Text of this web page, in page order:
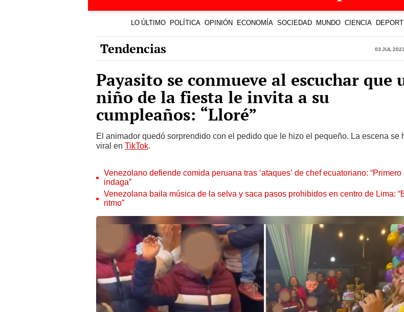
LO ÚLTIMO POLÍTICA OPINIÓN ECONOMÍA SOCIEDAD MUNDO CIENCIA
Tendencias 03 Jul
Payasito se conmueve al escuchar que
niño de la fiesta le invita a su
cumpleaños: “Lloré”
El animador quedó sorprendido con el pedido que le hizo el pequeño. La escena se
viral en TikTok.
Venezolano defiende comida peruana tras ‘ataques’ de chef ecuatoriano: “Primero
indaga”
Venezolana baila música de la selva y saca pasos prohibidos en centro de Lima:
ritmo”